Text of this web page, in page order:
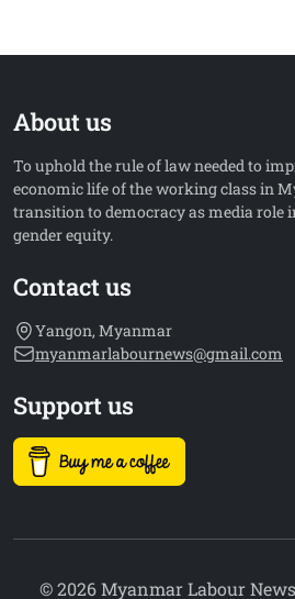
About us
To uphold the rule of law needed to
economic life of the working class in
transition to democracy as media role
gender equity.
Contact us
Yangon, Myanmar
myanmarlabournews@gmail.com
Support us
© 2026 Myanmar Labour News